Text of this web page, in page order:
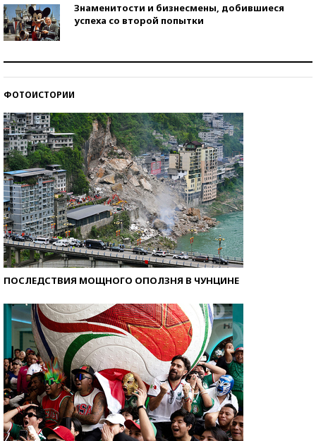
Знаменитости и бизнесмены, добившиеся
успеха со второй попытки
ФОТОИСТОРИИ
ПОСЛЕДСТВИЯ МОЩНОГО ОПОЛЗНЯ В ЧУНЦИНЕ